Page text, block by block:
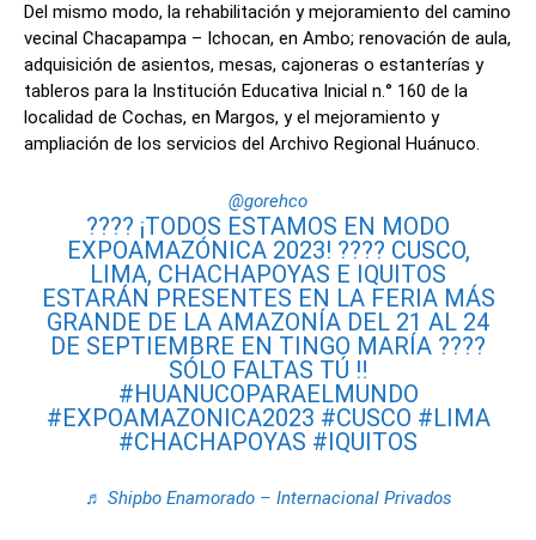
Del mismo modo, la rehabilitación y mejoramiento del camino
vecinal Chacapampa – Ichocan, en Ambo; renovación de aula,
adquisición de asientos, mesas, cajoneras o estanterías y
tableros para la Institución Educativa Inicial n.° 160 de la
localidad de Cochas, en Margos, y el mejoramiento y
ampliación de los servicios del Archivo Regional Huánuco.
@gorehco
???? ¡TODOS ESTAMOS EN MODO
EXPOAMAZÓNICA 2023! ???? CUSCO,
LIMA, CHACHAPOYAS E IQUITOS
ESTARÁN PRESENTES EN LA FERIA MÁS
GRANDE DE LA AMAZONÍA DEL 21 AL 24
DE SEPTIEMBRE EN TINGO MARÍA ????
SÓLO FALTAS TÚ ‼️
#HUANUCOPARAELMUNDO
#EXPOAMAZONICA2023 #CUSCO #LIMA
#CHACHAPOYAS #IQUITOS
♬ Shipbo Enamorado – Internacional Privados